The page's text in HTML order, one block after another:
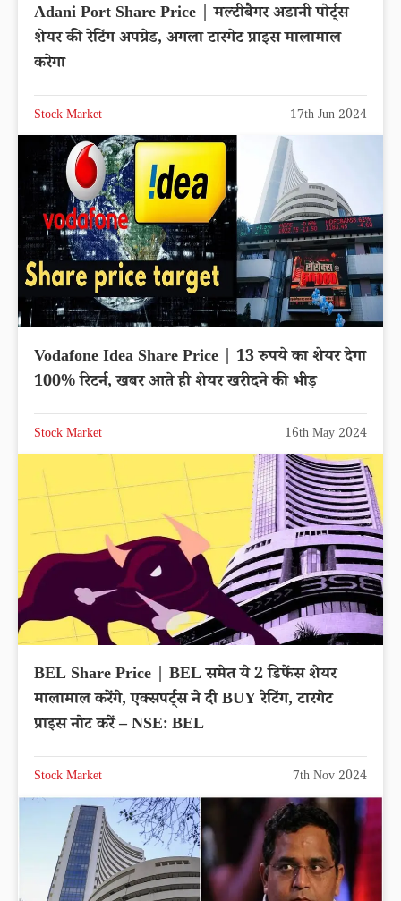
Adani Port Share Price | मल्टीबैगर अडानी पोर्ट्स
शेयर की रेटिंग अपग्रेड, अगला टारगेट प्राइस मालामाल
करेगा
Stock Market 17th Jun 2024
Vodafone Idea Share Price | 13 रुपये का शेयर देगा
100% रिटर्न, खबर आते ही शेयर खरीदने की भीड़
Stock Market 16th May 2024
BEL Share Price | BEL समेत ये 2 डिफेंस शेयर
मालामाल करेंगे, एक्सपर्ट्स ने दी BUY रेटिंग, टारगेट
प्राइस नोट करें – NSE: BEL
Stock Market 7th Nov 2024